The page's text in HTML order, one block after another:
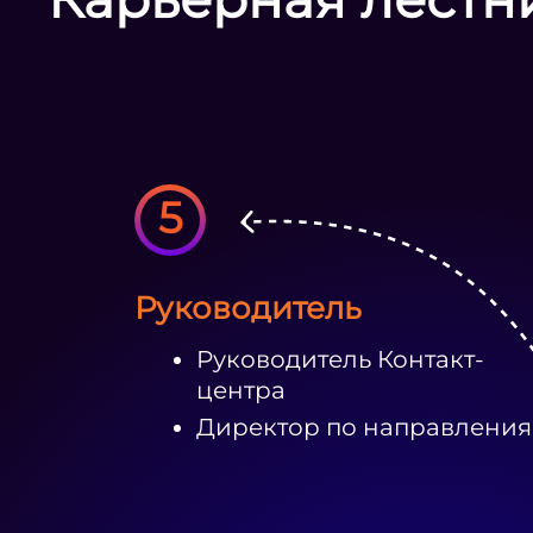
5
Руководитель
Руководитель Контакт-
центра
Директор по